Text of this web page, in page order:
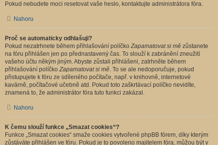
Pokud nebudete moci resetovat vaše heslo, kontaktujte administrátora fóra.
Nahoru
Proč se automaticky odhlašuji?
Pokud nezatrhnete během přihlašování políčko Zapamatovat si mě zůstanete
na fóru přihlášen jen po přednastavený čas. To slouží k zabránění zneužití
vašeho účtu někým jiným. Abyste zůstali přihlášeni, zatrhněte během
přihlašování políčko Zapamatovat si mě. To se ale nedoporučuje, pokud
přistupujete k fóru ze sdíleného počítače, např. v knihovně, internetové
kavárně, počítačové učebně atd. Pokud toto zaškrtávací políčko nevidíte,
znamená to, že administrátor fóra tuto funkci zakázal.
Nahoru
K čemu slouží funkce „Smazat cookies“?
Funkce „Smazat cookies“ smaže cookies vytvořené phpBB fórem, díky kterým
zůstáváte přihlášen ve fóru. Pokud je to povoleno majitelem fóra, můžou být v